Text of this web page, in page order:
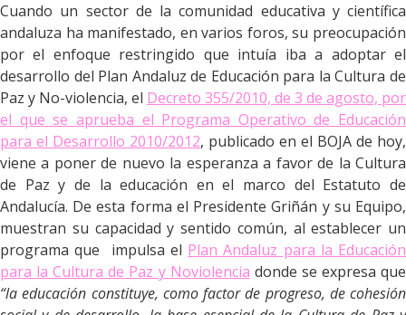
Cuando un sector de la comunidad educativa y científica
andaluza ha manifestado, en varios foros, su preocupación
por el enfoque restringido que intuía iba a adoptar el
desarrollo del Plan Andaluz de Educación para la Cultura de
Paz y No-violencia, el Decreto 355/2010, de 3 de agosto, por
el que se aprueba el Programa Operativo de Educación
para el Desarrollo 2010/2012, publicado en el BOJA de hoy,
viene a poner de nuevo la esperanza a favor de la Cultura
de Paz y de la educación en el marco del Estatuto de
Andalucía. De esta forma el Presidente Griñán y su Equipo,
muestran su capacidad y sentido común, al establecer un
programa que impulsa el Plan Andaluz para la Educación
para la Cultura de Paz y Noviolencia donde se expresa que
“la educación constituye, como factor de progreso, de cohesión